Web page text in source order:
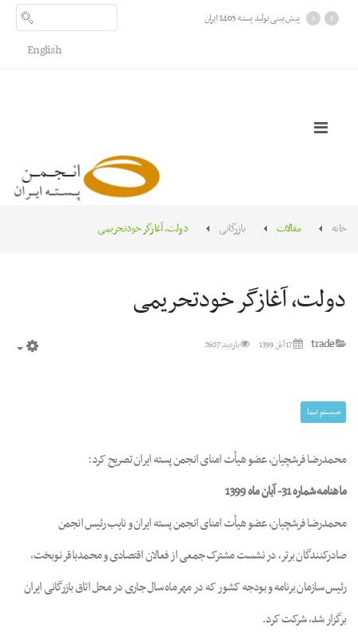
پیش بینی تولید پسته 1405 ایران ›
‹
English
خانه مقالات بازرگانی دولت، آغازگر خودتحریمی
دولت، آغازگر خودتحریمی
trade 17 آبان 1399 بازدید: 2607
سیستم نیما
محمدرضا فرشچیان، عضو هیأت امنای انجمن پسته ایران تصریح کرد:
ماهنامه شماره 31- آبان ماه 1399
محمدرضا فرشچیان، عضو هیأت امنای انجمن پسته ایران و نایب رئیس انجمن
صادرکنندگان برتر، در نشست مشترک جمعی از فعالان اقتصادی و محمدباقر نوبخت،
رئیس سازمان برنامه و بودجه کشور که در مهرماه سال جاری در محل اتاق بازرگانی ایران
برگزار شد، شرکت کرد.